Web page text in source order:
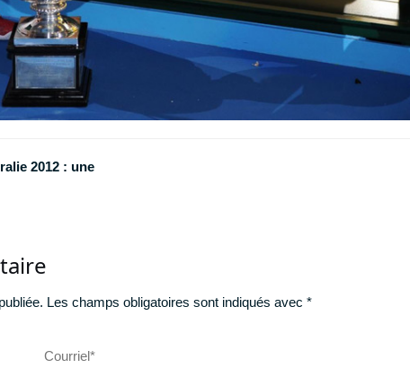
2012 : une
Les champs obligatoires sont indiqués avec *